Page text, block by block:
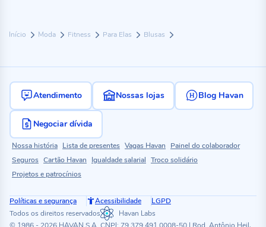
Início Moda Fitness Para Elas Blusas
Atendimento Nossas lojas Blog Havan
Negociar dívida
Nossa história Lista de presentes Vagas Havan
Painel do colaborador
Seguros Cartão Havan Igualdade salarial Troco solidário
Projetos e patrocínios
Políticas e segurança Acessibilidade
LGPD
Todos os direitos reservados
Havan Labs